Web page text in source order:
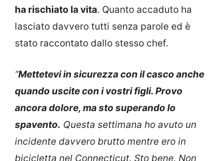
ha rischiato la vita. Quanto accaduto ha
lasciato davvero tutti senza parole ed è
stato raccontato dallo stesso chef.
“Mettetevi in sicurezza con il casco anche
quando uscite con i vostri figli. Provo
ancora dolore, ma sto superando lo
spavento. Questa settimana ho avuto un
incidente davvero brutto mentre ero in
bicicletta nel Connecticut. Sto bene. Non